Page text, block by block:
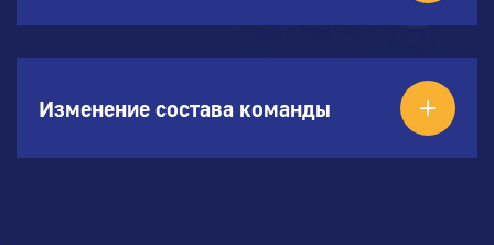
Изменение состава команды